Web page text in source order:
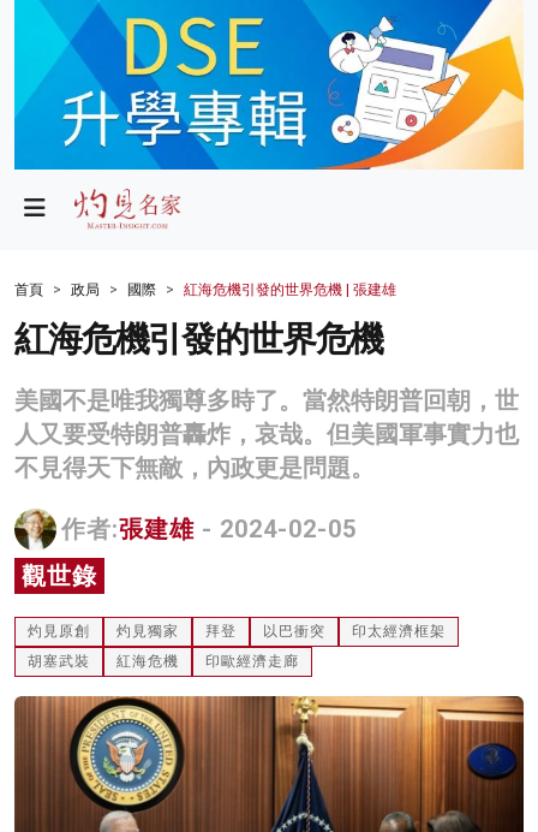
政局
財經
生活
商業
科技
影片
名家榜
灼見活動
關於我們
首頁 政局 國際 紅海危機引發的世界危機 | 張建雄
紅海危機引發的世界危機
美國不是唯我獨尊多時了。當然特朗普回朝，世
人又要受特朗普轟炸，哀哉。但美國軍事實力也
不見得天下無敵，內政更是問題。
作者:張建雄 - 2024-02-05
觀世錄
灼見原創 灼見獨家 拜登 以巴衝突
印太經濟框架
胡塞武裝
紅海危機 印歐經濟走廊